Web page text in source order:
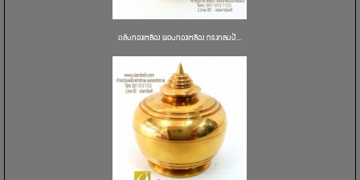
ตลับทองเหลือง ผอบทองเหลือง ทรงกลมป้...